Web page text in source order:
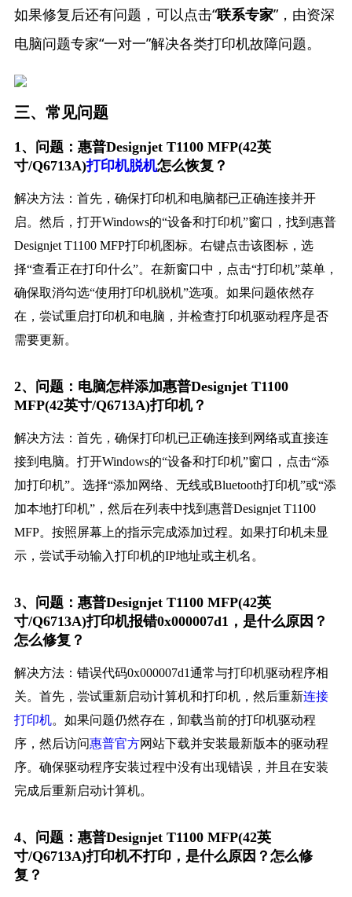
如果修复后还有问题，可以点击“联系专家”，由资深
电脑问题专家“一对一”解决各类打印机故障问题。
三、常见问题
1、问题：惠普Designjet T1100 MFP(42英
寸/Q6713A)打印机脱机怎么恢复？
解决方法：首先，确保打印机和电脑都已正确连接并开
启。然后，打开Windows的“设备和打印机”窗口，找到惠普
Designjet T1100 MFP打印机图标。右键点击该图标，选
择“查看正在打印什么”。在新窗口中，点击“打印机”菜单，
确保取消勾选“使用打印机脱机”选项。如果问题依然存
在，尝试重启打印机和电脑，并检查打印机驱动程序是否
需要更新。
2、问题：电脑怎样添加惠普Designjet T1100
MFP(42英寸/Q6713A)打印机？
解决方法：首先，确保打印机已正确连接到网络或直接连
接到电脑。打开Windows的“设备和打印机”窗口，点击“添
加打印机”。选择“添加网络、无线或Bluetooth打印机”或“添
加本地打印机”，然后在列表中找到惠普Designjet T1100
MFP。按照屏幕上的指示完成添加过程。如果打印机未显
示，尝试手动输入打印机的IP地址或主机名。
3、问题：惠普Designjet T1100 MFP(42英
寸/Q6713A)打印机报错0x000007d1，是什么原因？
怎么修复？
解决方法：错误代码0x000007d1通常与打印机驱动程序相
关。首先，尝试重新启动计算机和打印机，然后重新连接
打印机。如果问题仍然存在，卸载当前的打印机驱动程
序，然后访问惠普官方网站下载并安装最新版本的驱动程
序。确保驱动程序安装过程中没有出现错误，并且在安装
完成后重新启动计算机。
4、问题：惠普Designjet T1100 MFP(42英
寸/Q6713A)打印机不打印，是什么原因？怎么修
复？